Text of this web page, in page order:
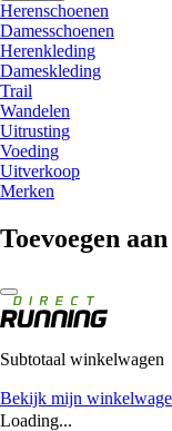
Herenschoenen
Damesschoenen
Herenkleding
Dameskleding
Trail
Wandelen
Uitrusting
Voeding
Uitverkoop
Merken
Toevoegen
Subtotaal winkelwagen
Bekijk mijn
Loading...